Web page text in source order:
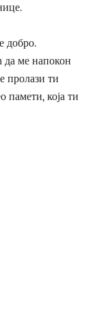
добро.
ме напокон
пролази ти
памети, која ти